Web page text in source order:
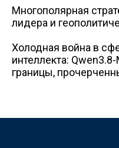
Многополярная
лидера и
Холодная война в
интеллекта:
границы,